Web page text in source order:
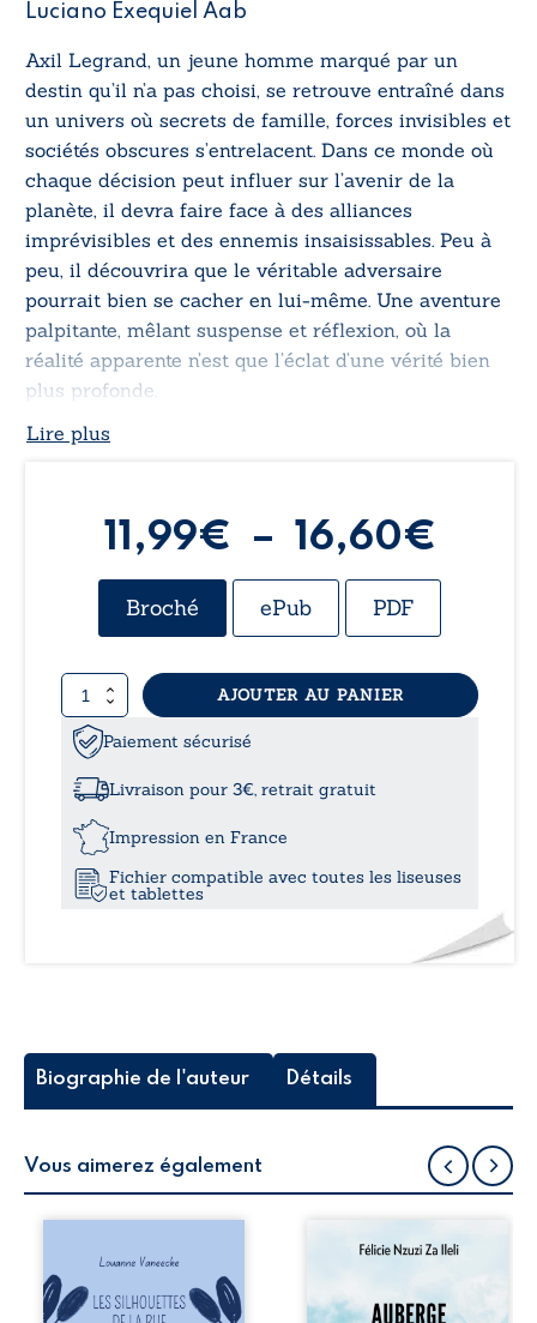
Luciano Exequiel Aab
Axil Legrand, un jeune homme marqué par un
destin qu’il n’a pas choisi, se retrouve entraîné dans
un univers où secrets de famille, forces invisibles et
sociétés obscures s’entrelacent. Dans ce monde où
chaque décision peut influer sur l’avenir de la
planète, il devra faire face à des alliances
imprévisibles et des ennemis insaisissables. Peu à
peu, il découvrira que le véritable adversaire
pourrait bien se cacher en lui-même. Une aventure
palpitante, mêlant suspense et réflexion, où la
réalité apparente n’est que l’éclat d’une vérité bien
plus profonde.
Lire plus
11,99€ – 16,60€
de
Broché ePub PDF
quantité
de
Le
Néfilien
AJOUTER AU PANIER
Paiement sécurisé
Livraison pour 3€, retrait gratuit
Impression en France
Fichier compatible avec toutes les liseuses
et tablettes
Biographie de l'auteur Détails
Vous aimerez également
la rue donne la
parole à six
personnages
Auberge de la
récit-témoignage